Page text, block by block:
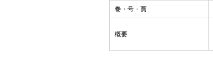
巻・号・頁
概要